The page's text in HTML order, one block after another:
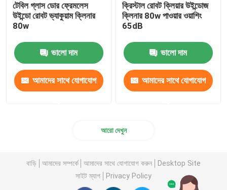
টেবিল গ্লাস ডোর ফ্রেমলেস
উইন্ডো রোবট ভ্যাকুয়াম ক্লিনার
80w
ভালো দাম
আমাদের সাথে যোগাযোগ
ক্রিস্টাল রোবট ক্লিয়ার উইন্ডোজ
ক্লিনার 80w পাওয়ার ওয়াশিং
65dB
ভালো দাম
আমাদের সাথে যোগাযোগ
আরো দেখুন
বাড়ি আমাদের সম্পর্কে আমাদের সাথে যোগাযোগ করুন
Desktop Site
সাইট ম্যাপ
Privacy Policy